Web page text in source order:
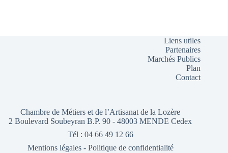
Liens utiles
Partenaires
Marchés Publics
Plan
Contact
Chambre de Métiers et de l’Artisanat de la Lozère
2 Boulevard Soubeyran B.P. 90 - 48003 MENDE Cedex
Tél : 04 66 49 12 66
Mentions légales- Politique de confidentialité